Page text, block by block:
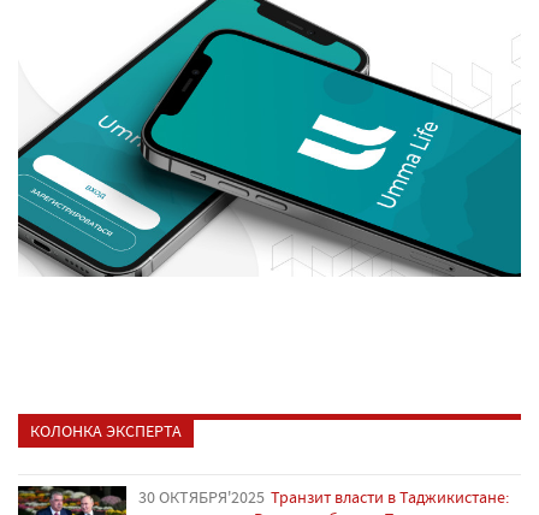
КОЛОНКА ЭКСПЕРТА
30 ОКТЯБРЯ'2025 Транзит власти в Таджикистане: